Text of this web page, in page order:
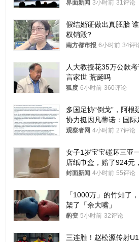
界面新闻 3小时前 31评论
假结婚证做出真胚胎
权销毁?
南方都市报 6小时前 34评
人大教授花35万公款
言家世 荒诞吗
狐度 6小时前 360评论
多国足协“倒戈”，阿根
协力挺因凡蒂诺：国际
今后应继续在其领导下
观察者网 4小时前 27评论
女子1岁宝宝碰坏三亚
店纸巾盒，赔了924元
帖吐槽后酒店退还一半
封面新闻 4小时前 55评论
「1000万」的竹知了
架了「余大嘴」
豹变 5小时前 32评论
三连胜！赵松源传射